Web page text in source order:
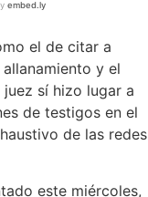
el de citar a
allanamiento y el
juez sí hizo lugar a
de testigos en el
de las redes
este miércoles,